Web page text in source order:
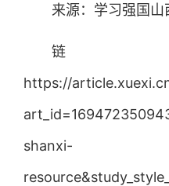
来源：学习强国山
链
https://
shanxi-